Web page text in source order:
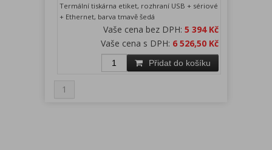
Termální tiskárna etiket, rozhraní USB + sériové
+ Ethernet, barva tmavě šedá
Vaše cena bez DPH:5 394 Kč
Vaše cena s DPH: 6 526,50 Kč
Přidat do košíku
1